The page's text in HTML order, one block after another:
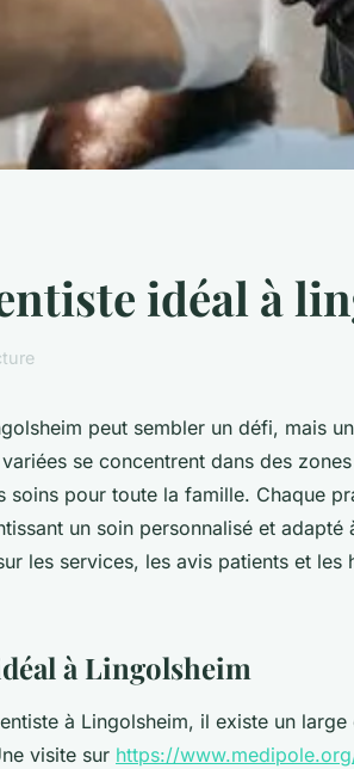
idéal à
peut sembler un défi, mais
se concentrent dans des
soins pour toute la famille. Chaque
un soin personnalisé et adapté
les services, les avis patients et les
à Lingolsheim
à Lingolsheim, il existe un large
visite sur https://